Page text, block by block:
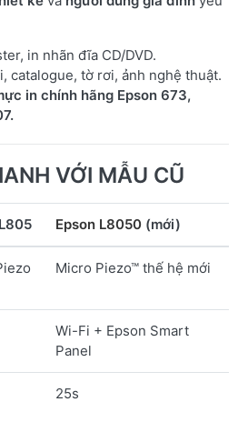
in nhãn đĩa CD/DVD.
catalogue, tờ rơi, ảnh nghệ thuật.
in chính hãng Epson 673,
VỚI MẪU CŨ
Epson L8050 (mới)
Micro Piezo™ thế hệ mới
Wi-Fi + Epson Smart
Panel
25s